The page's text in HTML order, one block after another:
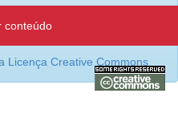
conteúdo
Licença Creative Commons